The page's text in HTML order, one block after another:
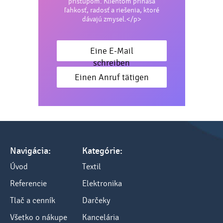
ľahkosť, radosť a riešenia, ktoré
dávajú zmysel.</p>
Eine E-Mail
schreiben
Einen Anruf tätigen
Navigácia:
Úvod
Referencie
Tlač a cenník
Všetko o nákupe
Kategórie:
Textil
Elektronika
Darčeky
Kancelária